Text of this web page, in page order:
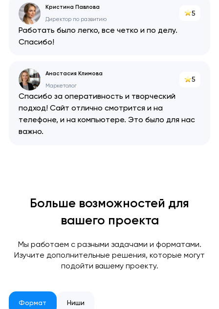
Кристина Павлова
Директор по развитию
5
Работать было легко, все четко и по делу.
Спасибо!
Анастасия Климова
Маркетолог
5
Спасибо за оперативность и творческий
подход! Сайт отлично смотрится и на
телефоне, и на компьютере. Это было для нас
важно.
Больше возможностей для
вашего проекта
Мы работаем с разными задачами и форматами.
Изучите дополнительные решения, которые могут
подойти вашему проекту.
Формат Ниши